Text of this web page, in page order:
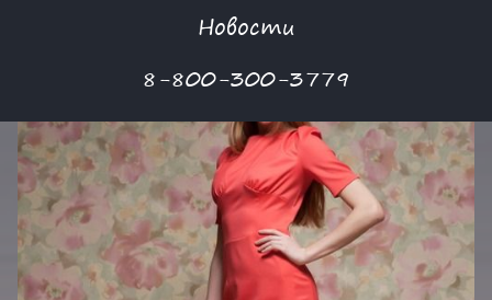
Новости
8-800-300-3779